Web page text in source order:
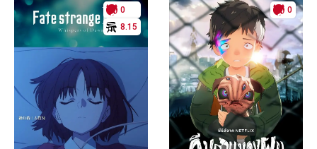
0
8.15
0